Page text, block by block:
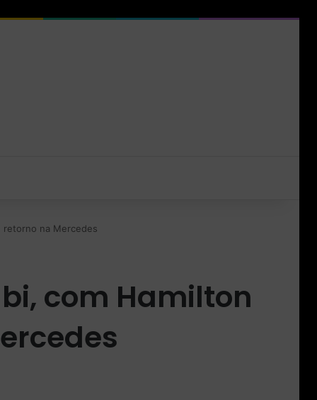
retorno na Mercedes
com Hamilton